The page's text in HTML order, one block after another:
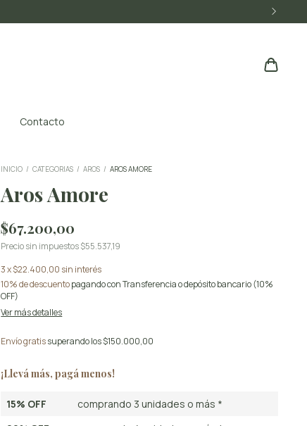
Contacto
INICIO / CATEGORIAS / AROS / AROS AMORE
Aros Amore
$67.200,00
Precio sin impuestos$55.537,19
3x$22.400,00 sin interés
10% de descuentopagando con Transferencia o depósito bancario (10%
OFF)
Ver más detalles
Envío gratissuperando los$150.000,00
¡Llevá más, pagá menos!
15% OFF
comprando 3 unidades o más *